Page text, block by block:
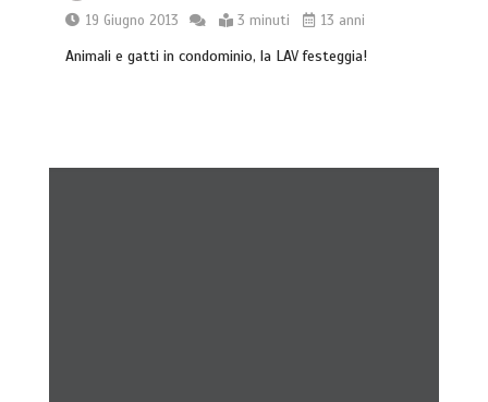
19 Giugno 2013
3 minuti 13 anni
Animali e gatti in condominio, la LAV festeggia!